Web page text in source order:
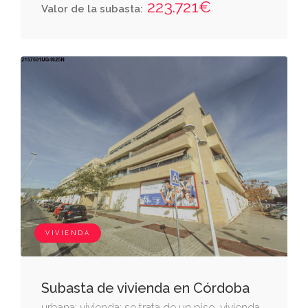
margaritas del p.g.o.u. de córdoba,
las calles maría zambrano, maría montessori,
trassierra. la vivienda se distribuye en las
siguientes dependencias:vestíbulo, cocina,
lavadero, salón-comedor, terraza recayente
al resto de la parcela, distribuidor, dos
dormitorios y dos cuartos de baño. es
relevante destacar que a esta finca le
corresponde el derecho de uso y utilización
exclusiva de la parte debidamente delimitada
del patio interior de luces colindante, al cual
tiene acceso directo desde la propia vivienda.
legal estricta: queda prohibida la
Valor de la subasta: 223.721€
VIVIENDA
Subasta de vivienda en Córdoba